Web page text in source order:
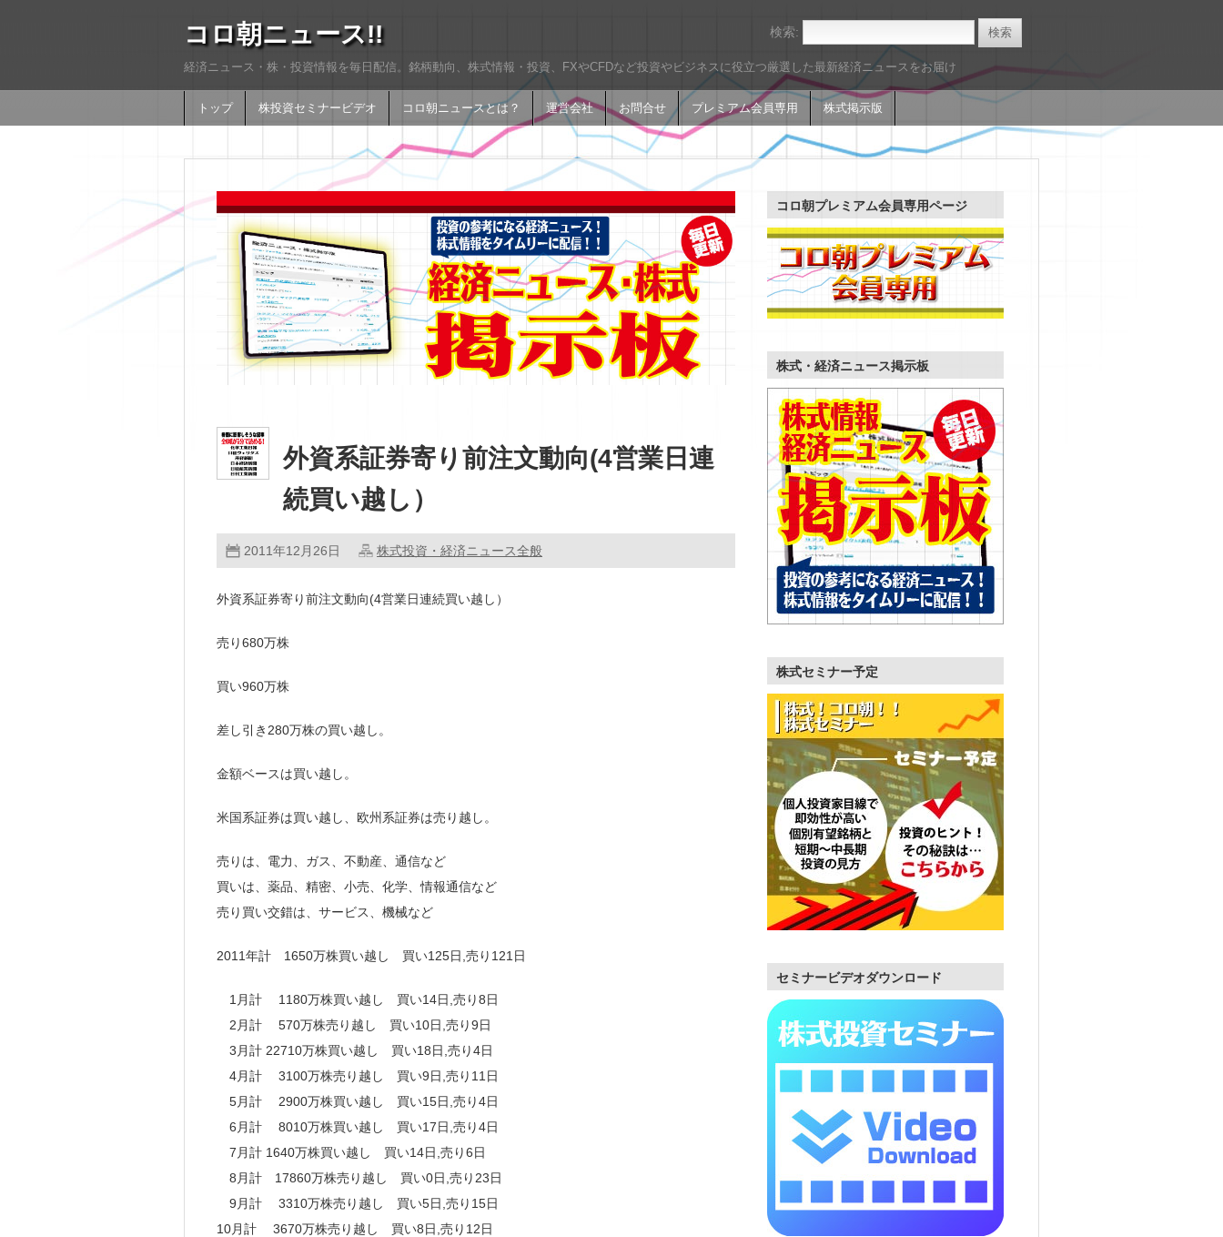
コロ朝ニュース!!
経済ニュース・株・投資情報を毎日配信。銘柄動向、株式情報・投資、FXやCFDなど投資やビジネスに役立つ厳選した最新経済ニュースをお届け
トップ 株投資セミナービデオ コロ朝ニュースとは？ 運営会社 お問合せ プレミアム会員専用 株式掲示版
検索:
外資系証券寄り前注文動向(4営業日連
続買い越し）
2011年12月26日 株式投資・経済ニュース全般
外資系証券寄り前注文動向(4営業日連続買い越し）
売り680万株
買い960万株
差し引き280万株の買い越し。
金額ベースは買い越し。
米国系証券は買い越し、欧州系証券は売り越し。
売りは、電力、ガス、不動産、通信など
買いは、薬品、精密、小売、化学、情報通信など
売り買い交錯は、サービス、機械など
2011年計 1650万株買い越し 買い125日,売り121日
1月計 1180万株買い越し 買い14日,売り8日
2月計 570万株売り越し 買い10日,売り9日
3月計 22710万株買い越し 買い18日,売り4日
4月計 3100万株売り越し 買い9日,売り11日
5月計 2900万株買い越し 買い15日,売り4日
6月計 8010万株買い越し 買い17日,売り4日
7月計 1640万株買い越し 買い14日,売り6日
8月計 17860万株売り越し 買い0日,売り23日
9月計 3310万株売り越し 買い5日,売り15日
10月計 3670万株売り越し 買い8日,売り12日
コロ朝プレミアム会員専用ページ
株式・経済ニュース掲示板
株式セミナー予定
セミナービデオダウンロード